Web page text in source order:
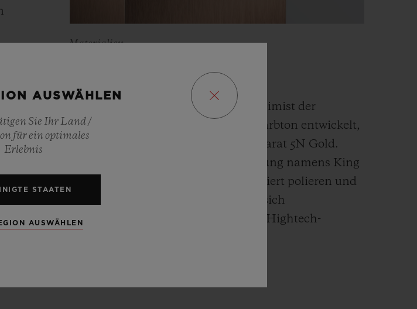
Materialien
KING GOLD
Hublot, Meister der Fusion und Alchimist der
Edelmetalle, hat einen neuen Goldfarbton entwickelt,
traditionelles 18 Karat 5N Gold.
Diese platinhaltige exklusive Legierung namens King
Gold lässt sich leicht und unkompliziert polieren und
In Hublot-Uhren finden sich
Kombinationen mit Materialien wie Hightech-
AUSWÄHLEN
Sie Ihr Land /
für ein optimales
Erlebnis
STAATEN
AUSWÄHLEN